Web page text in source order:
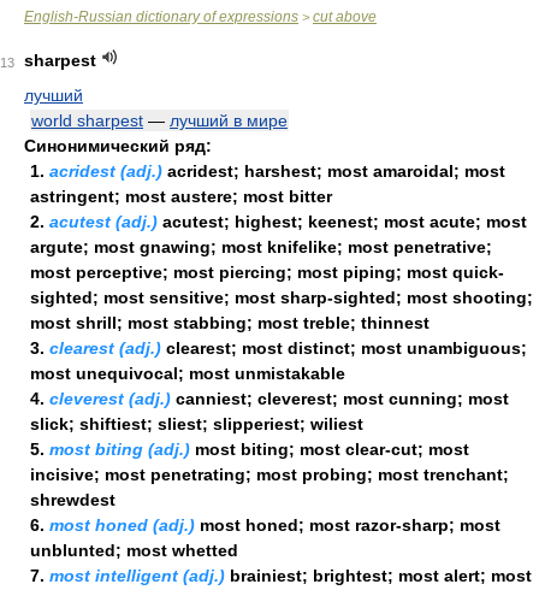
English-Russian dictionary of expressions > cut above
13
sharpest
лучший
world sharpest — лучший в мире
Синонимический ряд:
1. acridest (adj.) acridest; harshest; most amaroidal; most
astringent; most austere; most bitter
2. acutest (adj.) acutest; highest; keenest; most acute; most
argute; most gnawing; most knifelike; most penetrative;
most perceptive; most piercing; most piping; most quick-
sighted; most sensitive; most sharp-sighted; most shooting;
most shrill; most stabbing; most treble; thinnest
3. clearest (adj.) clearest; most distinct; most unambiguous;
most unequivocal; most unmistakable
4. cleverest (adj.) canniest; cleverest; most cunning; most
slick; shiftiest; sliest; slipperiest; wiliest
5. most biting (adj.) most biting; most clear-cut; most
incisive; most penetrating; most probing; most trenchant;
shrewdest
6. most honed (adj.) most honed; most razor-sharp; most
unblunted; most whetted
7. most intelligent (adj.) brainiest; brightest; most alert; most